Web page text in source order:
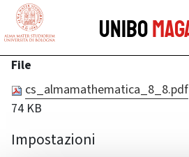
vai al contenuto della pagina
Unibo
File
cs_almamathematica_8_8.pdf
74 KB
Impostazioni